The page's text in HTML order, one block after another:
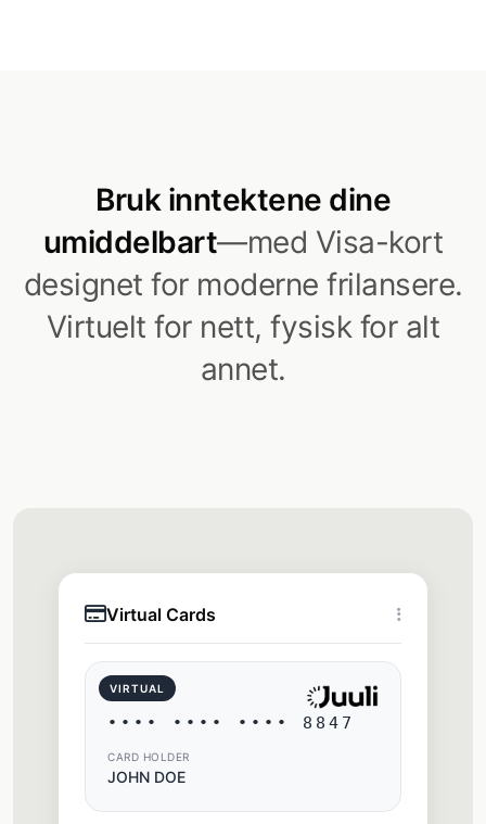
Bruk inntektene dine
umiddelbart—med Visa-kort
designet for moderne frilansere.
Virtuelt for nett, fysisk for alt
annet.
Virtual Cards
VIRTUAL
•••• •••• •••• 8847
CARD HOLDER
JOHN DOE